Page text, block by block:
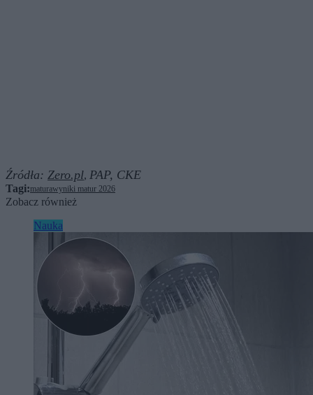
Źródła: Zero.pl, PAP, CKE
Tagi:maturawyniki matur 2026
Zobacz również
Nauka